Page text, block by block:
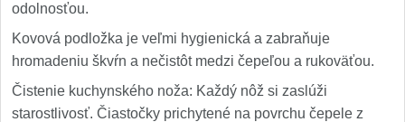
odolnosťou.
Kovová podložka je veľmi hygienická a zabraňuje
hromadeniu škvŕn a nečistôt medzi čepeľou a rukoväťou.
Čistenie kuchynského noža: Každý nôž si zaslúži
starostlivosť. Čiastočky prichytené na povrchu čepele z